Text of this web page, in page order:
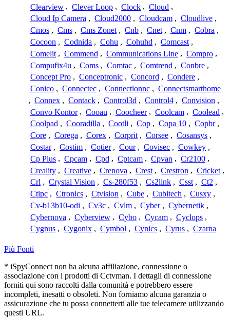
Clearview , Clever Loop , Clock , Cloud ,
Cloud Ip Camera , Cloud2000 , Cloudcam , Cloudlive ,
Cmos , Cms , Cms Zonet , Cnb , Cnet , Cnm , Cobra ,
Cocoon , Codnida , Cohu , Cohuhd , Comcast ,
Comelit , Commend , Communications Line , Compro ,
Compufix4u , Coms , Comtac , Comtrend , Conbre ,
Concept Pro , Conceptronic , Concord , Condere ,
Conico , Connectec , Connectionnc , Connectsmarthome
, Connex , Contack , Control3d , Control4 , Convision ,
Convo Kontor , Cooau , Coocheer , Coolcam , Coolead ,
Coolpad , Cooradilla , Cootli , Cop , Copa 10 , Copbr ,
Core , Corega , Corex , Corprit , Corsee , Cosansys ,
Costar , Costim , Cotier , Cour , Covisec , Cowkey ,
Cp Plus , Cpcam , Cpd , Cptcam , Cpvan , Cr2100 ,
Creality , Creative , Crenova , Crest , Crestron , Cricket ,
Crl , Crystal Vision , Cs-280f53 , Cs2link , Csst , Ct2 ,
Ctipc , Ctronics , Ctvision , Cube , Cubitech , Cusxy ,
Cv-b13b10-odi , Cv3c , Cvlm , Cyber , Cybernetik ,
Cybernova , Cyberview , Cybo , Cycam , Cyclops ,
Cygnus , Cygonix , Cymbol , Cynics , Cyrus , Czarna
Più Fonti
* iSpyConnect non ha alcuna affiliazione, connessione o
associazione con i prodotti di Cctvman. I dettagli di connessione
forniti qui sono raccolti dalla comunità e potrebbero essere
incompleti, inesatti o obsoleti. Non forniamo alcuna garanzia o
assicurazione che tu possa connetterti alle tue telecamere utilizzando
questi URL.